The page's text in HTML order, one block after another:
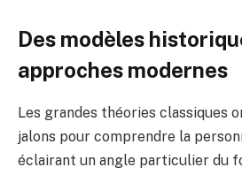
Des modèles
approches modernes
Les grandes théories classiques
jalons pour comprendre la
éclairant un angle particulier du